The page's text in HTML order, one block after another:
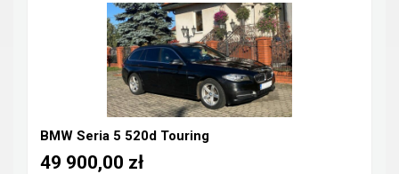
BMW Seria 5 520d Touring
49 900,00 zł